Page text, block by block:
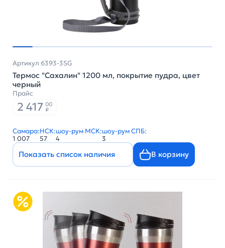
Артикул 6393-3SG
Термос "Сахалин" 1200 мл, покрытие пудра, цвет
черный
Прайс
2 417 00
₽
Самара:
1 007
НСК:
57
шоу-рум МСК:
4
шоу-рум СПБ:
3
Показать список наличия В корзину